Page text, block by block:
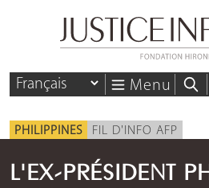
Menu
PHILIPPINES FIL D'INFO AFP
L'EX-PRÉSIDENT